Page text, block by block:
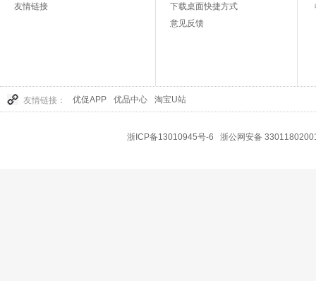
友情链接
下载桌面快捷方式
意见反馈
友情链接： 优促APP 优品中心 淘宝U站
浙ICP备13010945号-6 浙公网安备